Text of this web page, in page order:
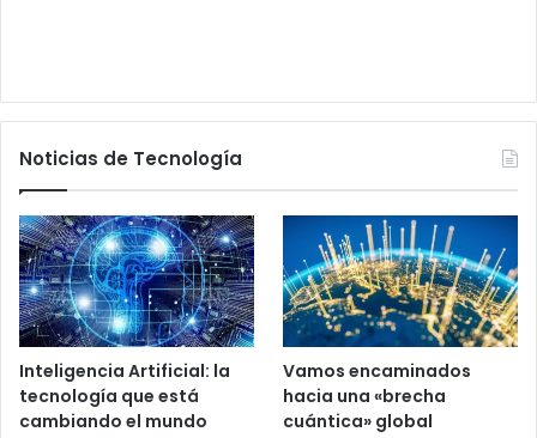
Noticias de Tecnología
Inteligencia Artificial: la
tecnología que está
cambiando el mundo
Vamos encaminados
hacia una «brecha
cuántica» global